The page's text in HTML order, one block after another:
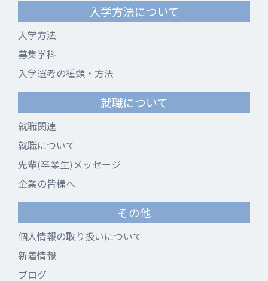
入学方法について
入学方法
募集学科
入学選考の種類・方法
就職について
就職関連
就職について
先輩(卒業生)メッセージ
企業の皆様へ
その他
個人情報の取り扱いについて
新着情報
ブログ